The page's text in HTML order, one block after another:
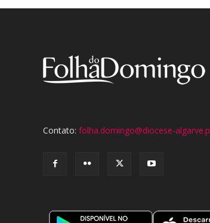
Contato: folha.domingo@diocese-